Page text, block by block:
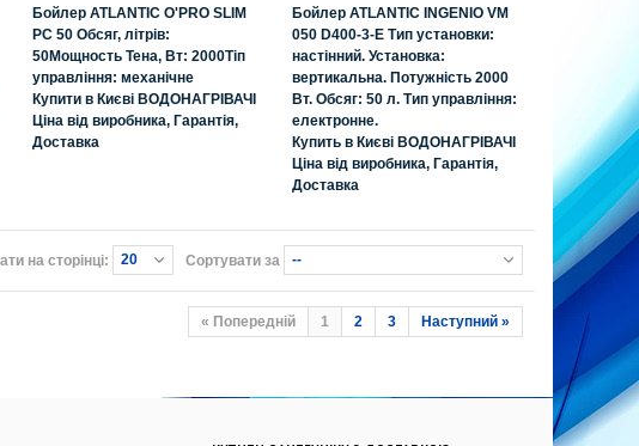
Бойлер ATLANTIC O'PRO SLIM
PC 50 Обсяг, літрів:
50Мощность Тена, Вт: 2000Тіп
управління: механічне
Купити в Києві ВОДОНАГРІВАЧІ
Ціна від виробника, Гарантія,
Доставка
Бойлер ATLANTIC INGENIO VM
050 D400-3-E Тип установки:
настінний. Установка:
вертикальна. Потужність 2000
Вт. Обсяг: 50 л. Тип управління:
електронне.
Купить в Києві ВОДОНАГРІВАЧІ
Ціна від виробника, Гарантія,
Доставка
Сортувати за --
на сторінці: 20
« Попередній 1 2 3 Наступний »